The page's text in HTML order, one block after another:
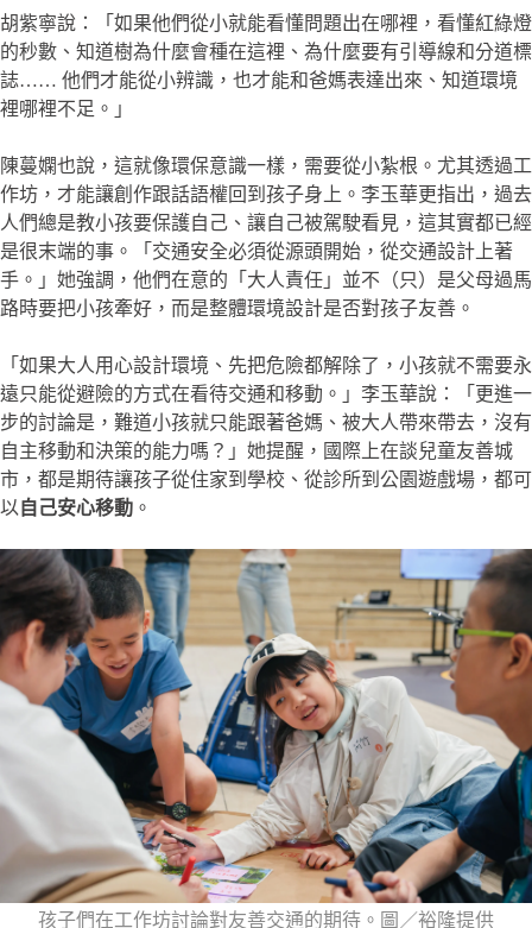
胡紫寧說：「如果他們從小就能看懂問題出在哪裡，看懂紅綠燈
的秒數、知道樹為什麼會種在這裡、為什麼要有引導線和分道標
誌…… 他們才能從小辨識，也才能和爸媽表達出來、知道環境
裡哪裡不足。」
陳蔓嫻也說，這就像環保意識一樣，需要從小紮根。尤其透過工
作坊，才能讓創作跟話語權回到孩子身上。李玉華更指出，過去
人們總是教小孩要保護自己、讓自己被駕駛看見，這其實都已經
是很末端的事。「交通安全必須從源頭開始，從交通設計上著
手。」她強調，他們在意的「大人責任」並不（只）是父母過馬
路時要把小孩牽好，而是整體環境設計是否對孩子友善。
「如果大人用心設計環境、先把危險都解除了，小孩就不需要永
遠只能從避險的方式在看待交通和移動。」李玉華說：「更進一
步的討論是，難道小孩就只能跟著爸媽、被大人帶來帶去，沒有
自主移動和決策的能力嗎？」她提醒，國際上在談兒童友善城
市，都是期待讓孩子從住家到學校、從診所到公園遊戲場，都可
以 自己安心移動 。
孩子們在工作坊討論對友善交通的期待。圖／裕隆提供